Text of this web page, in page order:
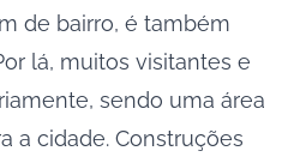
de bairro, é também
lá, muitos visitantes e
sendo uma área
a cidade. Construções